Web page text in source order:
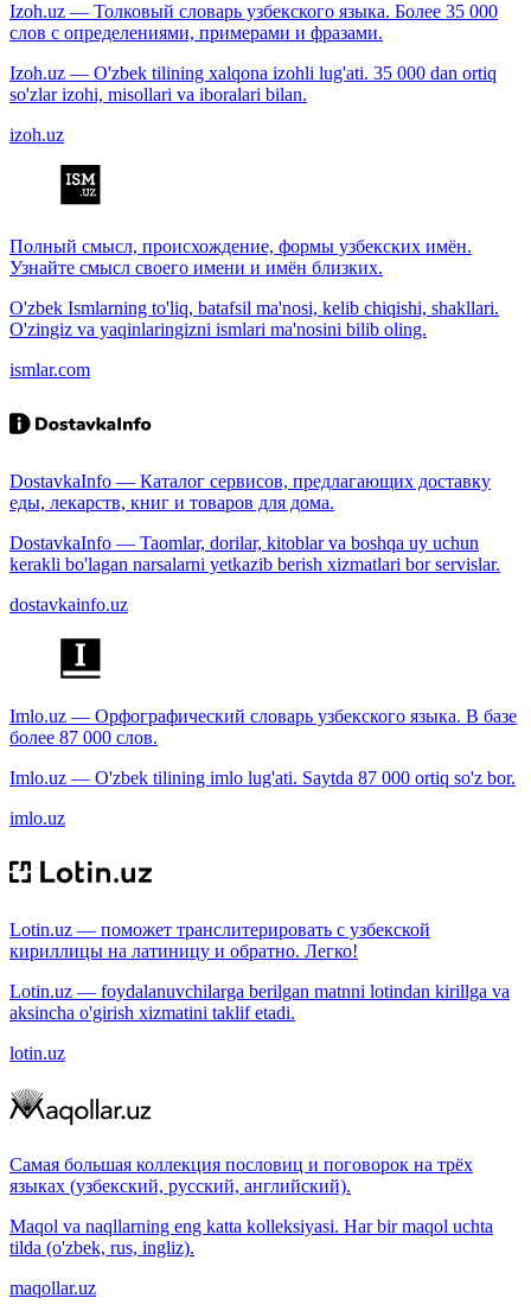
Izoh.uz — Толковый словарь узбекского языка. Более 35 000
слов с определениями, примерами и фразами.
Izoh.uz — O'zbek tilining xalqona izohli lug'ati. 35 000 dan ortiq
so'zlar izohi, misollari va iboralari bilan.
izoh.uz
Полный смысл, происхождение, формы узбекских имён.
Узнайте смысл своего имени и имён близких.
O'zbek Ismlarning to'liq, batafsil ma'nosi, kelib chiqishi, shakllari.
O'zingiz va yaqinlaringizni ismlari ma'nosini bilib oling.
ismlar.com
DostavkaInfo — Каталог сервисов, предлагающих доставку
еды, лекарств, книг и товаров для дома.
DostavkaInfo — Taomlar, dorilar, kitoblar va boshqa uy uchun
kerakli bo'lagan narsalarni yetkazib berish xizmatlari bor servislar.
dostavkainfo.uz
Imlo.uz — Орфографический словарь узбекского языка. В базе
более 87 000 слов.
Imlo.uz — O'zbek tilining imlo lug'ati. Saytda 87 000 ortiq so'z bor.
imlo.uz
Lotin.uz — поможет транслитерировать с узбекской
кириллицы на латиницу и обратно. Легко!
Lotin.uz — foydalanuvchilarga berilgan matnni lotindan kirillga va
aksincha o'girish xizmatini taklif etadi.
lotin.uz
Самая большая коллекция пословиц и поговорок на трёх
языках (узбекский, русский, английский).
Maqol va naqllarning eng katta kolleksiyasi. Har bir maqol uchta
tilda (o'zbek, rus, ingliz).
maqollar.uz